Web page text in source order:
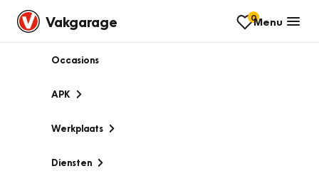
Vakgarage 0Menu
Occasions
APK
Werkplaats
Diensten